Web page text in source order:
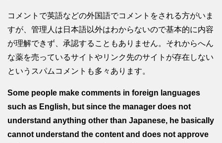
コメントで英語などの外国語でコメントをされる方がいま
すが、管理人は日本語以外はわからないので基本的に内容
が理解できず、承認することもありません。それからへん
な薬を売っているサイトやリンク先のサイトが存在しない
というスパムコメントも多々あります。
Some people make comments in foreign languages
such as English, but since the manager does not
understand anything other than Japanese, he basically
cannot understand the content and does not approve